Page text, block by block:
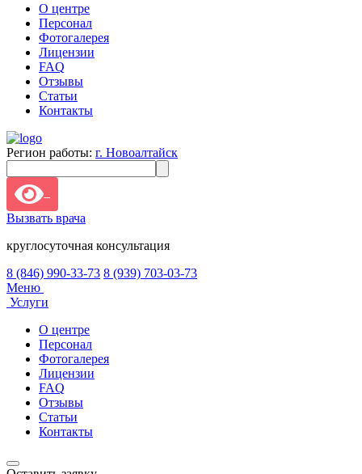
О центре
Персонал
Фотогалерея
Лицензии
FAQ
Отзывы
Статьи
Контакты
Регион работы: г. Новоалтайск
Вызвать врача
круглосуточная консультация
8 (846) 990-33-73 8 (939) 703-03-73
Меню
Услуги
О центре
Персонал
Фотогалерея
Лицензии
FAQ
Отзывы
Статьи
Контакты